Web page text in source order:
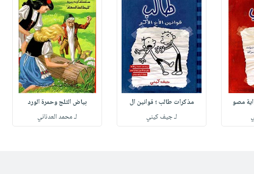
مصو
مذكرات طالب ؛ قوانين ال
لـ جيف كيني
بياض الثلج وحمرة الورد
لـ محمد العدناني